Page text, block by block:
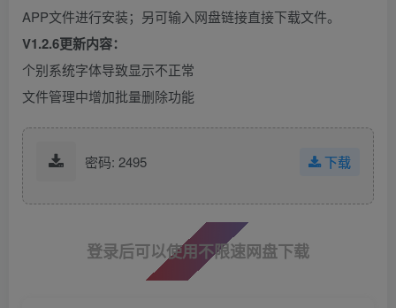
APP文件进行安装；另可输入网盘链接直接下载文件。
V1.2.6更新内容：
个别系统字体导致显示不正常
文件管理中增加批量删除功能
密码: 2495 下载
登录后可以使用不限速网盘下载